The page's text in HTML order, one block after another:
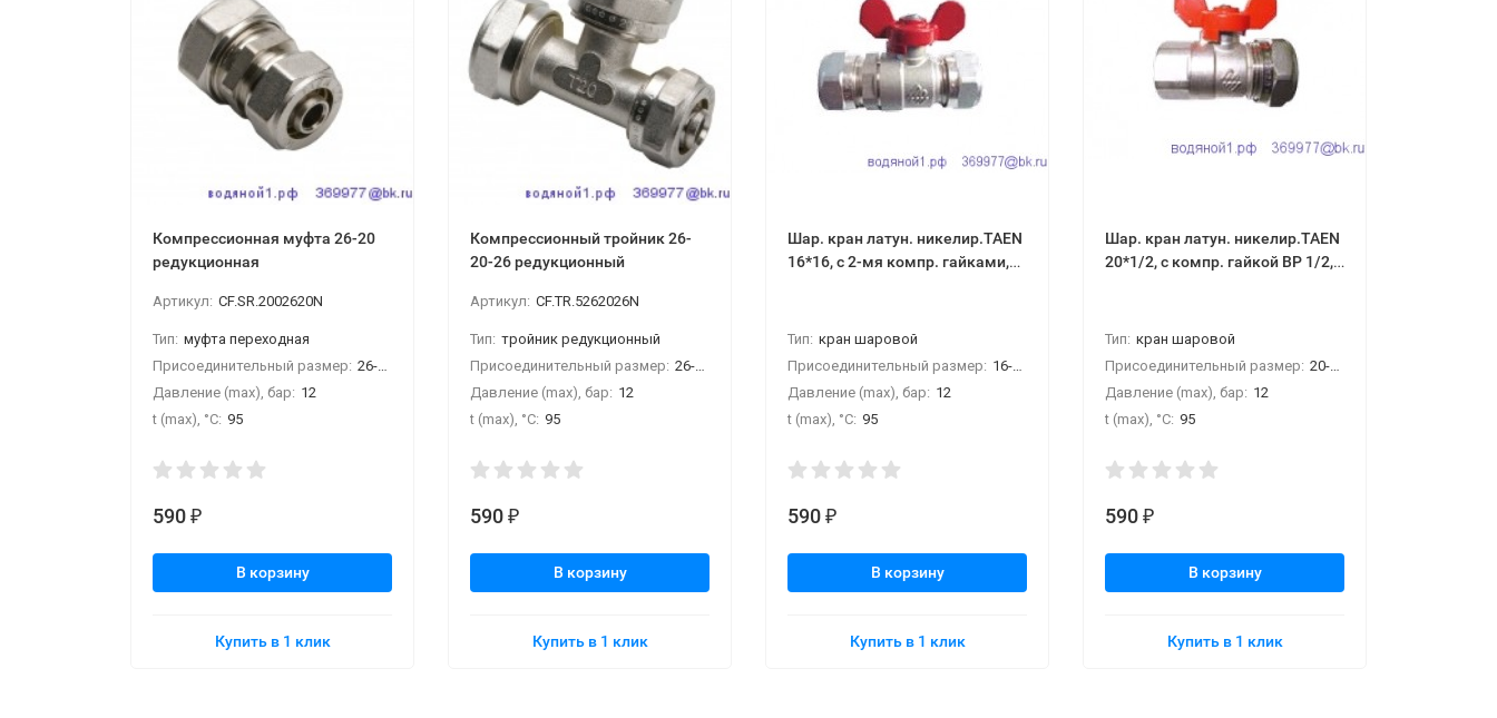
Компрессионная муфта 26-20
редукционная
Артикул: CF.SR.2002620N
Тип: муфта переходная
Присоединительный размер: 26-20
Давление (max), бар: 12
t (max), °С: 95
590 ₽
В корзину
Купить в 1 клик
Компрессионный тройник 26-
20-26 редукционный
Артикул: CF.TR.5262026N
Тип: тройник редукционный
Присоединительный размер: 26-20-26
Давление (max), бар: 12
t (max), °С: 95
590 ₽
В корзину
Купить в 1 клик
Шар. кран латун. никелир.TAEN
16*16, с 2-мя компр. гайками,
Тип: кран шаровой
Присоединительный размер: 16-16
Давление (max), бар: 12
t (max), °С: 95
590 ₽
В корзину
Купить в 1 клик
Шар. кран латун. никелир.TAEN
20*1/2, с компр. гайкой ВР 1/2,
Тип: кран шаровой
Присоединительный размер: 20-1/2"ВР
Давление (max), бар: 12
t (max), °С: 95
590 ₽
В корзину
Купить в 1 клик